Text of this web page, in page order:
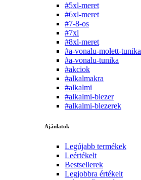
#5xl-meret
#6xl-meret
#7-8-os
#7xl
#8xl-meret
#a-vonalu-molett-tunika
#a-vonalu-tunika
#akciok
#alkalmakra
#alkalmi
#alkalmi-blezer
#alkalmi-blezerek
Ajánlatok
Legújabb termékek
Leértékelt
Bestsellerek
Legjobbra értékelt